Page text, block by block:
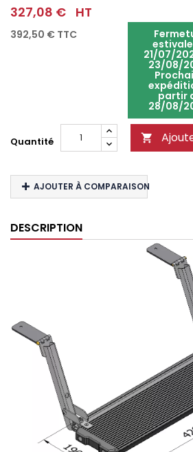
327,08 € HT
392,50 € TTC
21/07/
23/08/
partir
28/08/
Quantité 
AJOUTER À COMPARAISON
DESCRIPTION